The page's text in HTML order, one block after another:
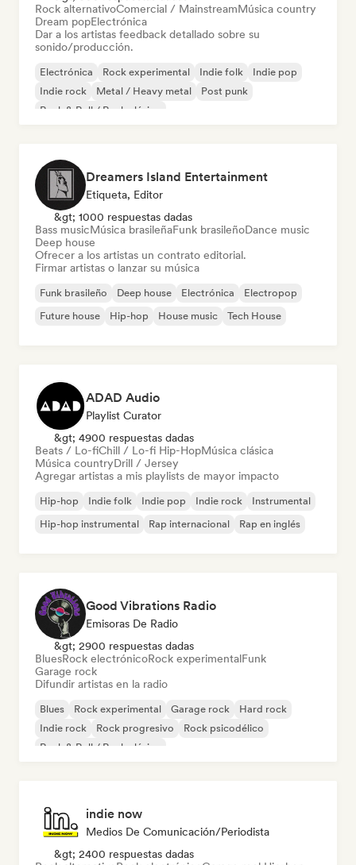
Rock alternativoComercial / MainstreamMúsica country
Dream popElectrónica
Dar a los artistas feedback detallado sobre su
sonido/producción.
Electrónica Rock experimental Indie folk
Indie pop
Indie rock
Metal / Heavy metal
Post punk
Rock & Roll / Rock clásico
Dreamers Island Entertainment
Etiqueta, Editor
&gt; 1000 respuestas dadas
Bass musicMúsica brasileñaFunk brasileñoDance music
Deep house
Ofrecer a los artistas un contrato editorial.
Firmar artistas o lanzar su música
Funk brasileño Deep house Electrónica
Electropop
Future house
Hip-hop House music Tech House
ADAD Audio
Playlist Curator
&gt; 4900 respuestas dadas
Beats / Lo-fiChill / Lo-fi Hip-HopMúsica clásica
Música countryDrill / Jersey
Agregar artistas a mis playlists de mayor impacto
Hip-hop Indie folk Indie pop Indie rock
Instrumental
Hip-hop instrumental
Rap internacional Rap en inglés
Good Vibrations Radio
Emisoras De Radio
&gt; 2900 respuestas dadas
BluesRock electrónicoRock experimentalFunk
Garage rock
Difundir artistas en la radio
Blues Rock experimental Garage rock
Hard rock
Indie rock
Rock progresivo
Rock psicodélico
Rock & Roll / Rock clásico
indie now
Medios De Comunicación/Periodista
&gt; 2400 respuestas dadas